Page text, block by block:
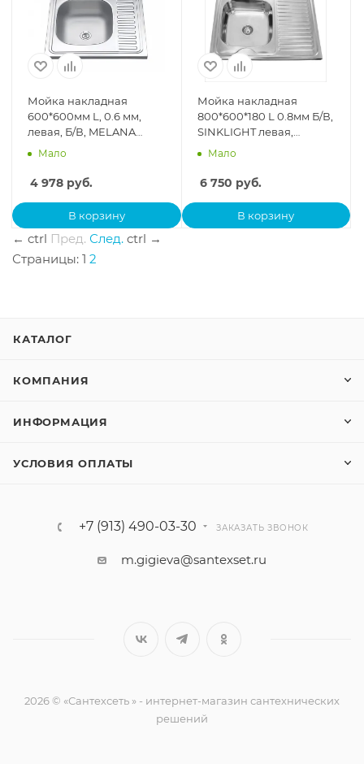
Мойка накладная
600*600мм L, 0.6 мм,
левая, Б/В, MELANA
нержавейка
Мало
4 978 руб.
В корзину
Мойка накладная
800*600*180 L 0.8мм Б/В,
SINKLIGHT левая,
прямоуг. глянец,
Мало
6 750 руб.
В корзину
← ctrl Пред. След. ctrl →
Страницы: 1 2
КАТАЛОГ
КОМПАНИЯ
ИНФОРМАЦИЯ
УСЛОВИЯ ОПЛАТЫ
+7 (913) 490-03-30 ЗАКАЗАТЬ ЗВОНОК
m.gigieva@santexset.ru
2026 © «Сантехсеть » - интернет-магазин сантехнических
решений